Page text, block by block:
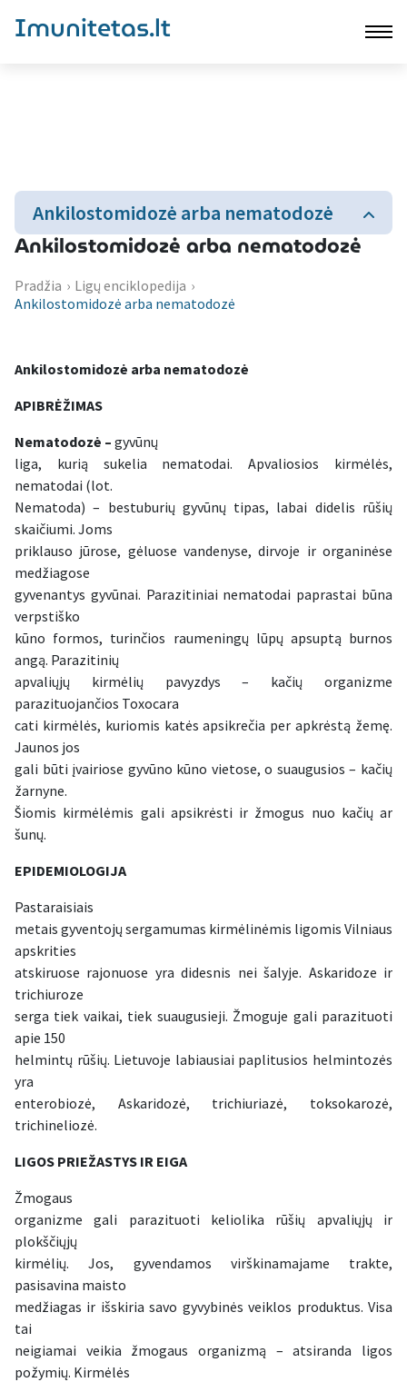
Imunitetas.lt
Ankilostomidozė arba nematodozė
Ankilostomidozė arba nematodozė
Pradžia › Ligų enciklopedija ›
Ankilostomidozė arba nematodozė
Ankilostomidozė arba nematodozė
APIBRĖŽIMAS
Nematodozė – gyvūnų
liga, kurią sukelia nematodai. Apvaliosios kirmėlės,
nematodai (lot.
Nematoda) – bestuburių gyvūnų tipas, labai didelis rūšių
skaičiumi. Joms
priklauso jūrose, gėluose vandenyse, dirvoje ir organinėse
medžiagose
gyvenantys gyvūnai. Parazitiniai nematodai paprastai būna
verpstiško
kūno formos, turinčios raumeningų lūpų apsuptą burnos
angą. Parazitinių
apvaliųjų kirmėlių pavyzdys – kačių organizme
parazituojančios Toxocara
cati kirmėlės, kuriomis katės apsikrečia per apkrėstą žemę.
Jaunos jos
gali būti įvairiose gyvūno kūno vietose, o suaugusios – kačių
žarnyne.
Šiomis kirmėlėmis gali apsikrėsti ir žmogus nuo kačių ar
šunų.
EPIDEMIOLOGIJA
Pastaraisiais
metais gyventojų sergamumas kirmėlinėmis ligomis Vilniaus
apskrities
atskiruose rajonuose yra didesnis nei šalyje. Askaridoze ir
trichiuroze
serga tiek vaikai, tiek suaugusieji. Žmoguje gali parazituoti
apie 150
helmintų rūšių. Lietuvoje labiausiai paplitusios helmintozės
yra
enterobiozė, Askaridozė, trichiuriazė, toksokarozė,
trichineliozė.
LIGOS PRIEŽASTYS IR EIGA
Žmogaus
organizme gali parazituoti keliolika rūšių apvaliųjų ir
plokščiųjų
kirmėlių. Jos, gyvendamos virškinamajame trakte,
pasisavina maisto
medžiagas ir išskiria savo gyvybinės veiklos produktus. Visa
tai
neigiamai veikia žmogaus organizmą – atsiranda ligos
požymių. Kirmėlės